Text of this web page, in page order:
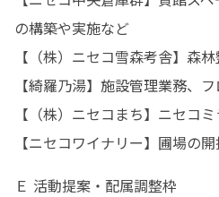
の構築や実施など
【（株）ニセコ雪森考舎】森
【綺羅乃湯】施設管理業務、
【（株）ニセコまち】ニセコ
【ニセコワイナリー】圃場の
Ｅ 活動提案・配属調整枠